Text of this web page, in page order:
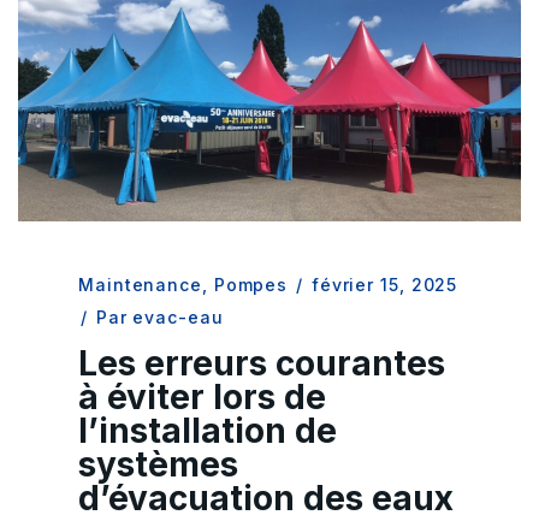
Maintenance Pompes / février 15, 2025
/ Par evac-eau
Les erreurs courantes
à éviter lors de
l’installation de
systèmes
d’évacuation des eaux